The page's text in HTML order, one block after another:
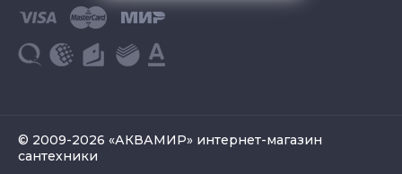
© 2009-2026 «АКВАМИР» интернет-магазин
сантехники